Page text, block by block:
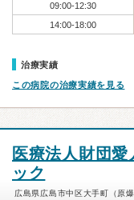
09:00-12:30
14:00-18:00
治療実績
この病院の治療実績を見る
医療法人財団
ック
広島県広島市中区大手町（原